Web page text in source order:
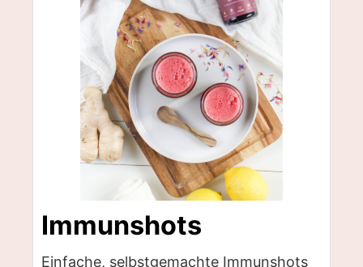
Immunshots
Einfache, selbstgemachte Immunshots